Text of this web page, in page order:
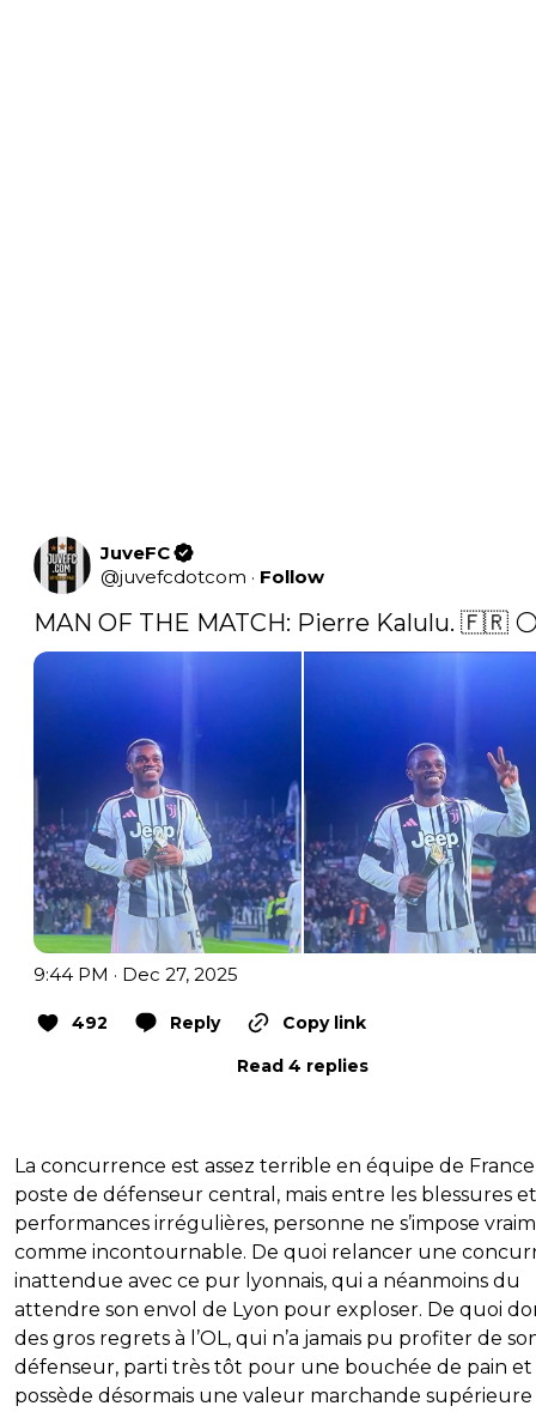
JuveFC
@juvefcdotcom · Follow
MAN OF THE MATCH: Pierre Kalulu. 🇫🇷
9:44 PM · Dec 27, 2025
492 Reply
Copy link
Read 4 replies
La concurrence est assez terrible en équipe de
poste de défenseur central, mais entre les blessures
performances irrégulières, personne ne s’impose
comme incontournable. De quoi relancer une
inattendue avec ce pur lyonnais, qui a néanmoins du
attendre son envol de Lyon pour exploser. De quoi
des gros regrets à l’OL, qui n’a jamais pu profiter de
défenseur, parti très tôt pour une bouchée de pain
possède désormais une valeur marchande supérieure